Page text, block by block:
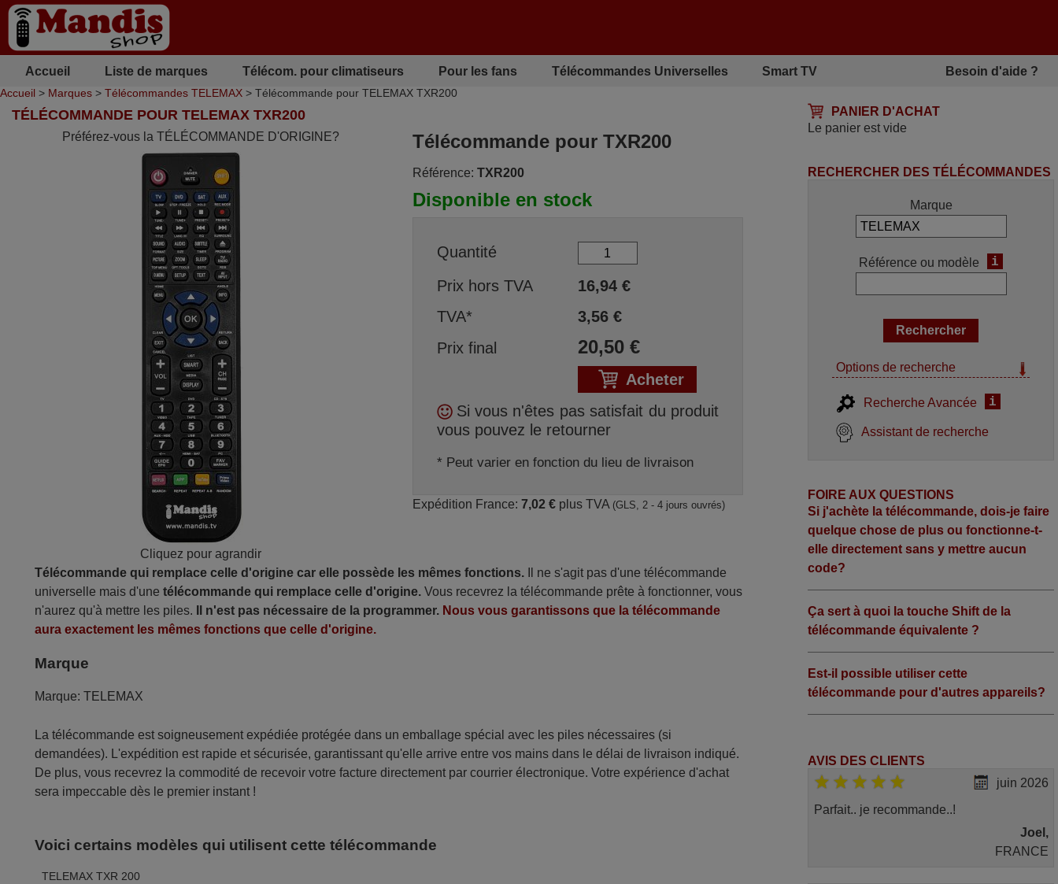
Accueil Liste de marques Télécom. pour climatiseurs Pour les fans Télécommandes Universelles Smart TV Besoin d'aide ?
Accueil > Marques > Télécommandes TELEMAX > Télécommande pour TELEMAX TXR200
PANIER D'ACHAT
Le panier est vide
TÉLÉCOMMANDE POUR TELEMAX TXR200
Préférez-vous la TÉLÉCOMMANDE D'ORIGINE?
Cliquez pour agrandir
Télécommande pour TXR200
Référence: TXR200
Disponible en stock
Quantité
Prix hors TVA
16,94€
TVA*
3,56€
Prix final
20,50€
Acheter
Si vous n'êtes pas satisfait du produit
vous pouvez le retourner
* Peut varier en fonction du lieu de livraison
Expédition France: 7,02 €plus TVA (GLS, 2 - 4 jours ouvrés)
Télécommande qui remplace celle d'origine car elle possède les mêmes fonctions. Il ne s'agit pas d'une télécommande
universelle mais d'unetélécommande qui remplace celle d'origine. Vous recevrez la télécommande prête à fonctionner, vous
n'aurez qu'à mettre les piles.
Il n'est pas nécessaire de la programmer. Nous vous garantissons que la télécommande
aura exactement les mêmes fonctions que celle d'origine.
Marque
Marque: TELEMAX
La télécommande est soigneusement expédiée protégée dans un emballage spécial avec les piles nécessaires (si
demandées). L'expédition est rapide et sécurisée, garantissant qu'elle arrive entre vos mains dans le délai de livraison indiqué.
De plus, vous recevrez la commodité de recevoir votre facture directement par courrier électronique. Votre expérience d'achat
sera impeccable dès le premier instant !
Voici certains modèles qui utilisent cette télécommande
TELEMAX TXR 200
RECHERCHER DES TÉLÉCOMMANDES
Marque
Référence ou modèle i
Options de recherche
Recherche Avancée i
Assistant de recherche
FOIRE AUX QUESTIONS
Si j'achète la télécommande, dois-je faire
quelque chose de plus ou fonctionne-t-
elle directement sans y mettre aucun
code?
Ça sert à quoi la touche Shift de la
télécommande équivalente ?
Est-il possible utiliser cette
télécommande pour d'autres appareils?
AVIS DES CLIENTS
juin 2026
Parfait.. je recommande..!
Joel,
FRANCE